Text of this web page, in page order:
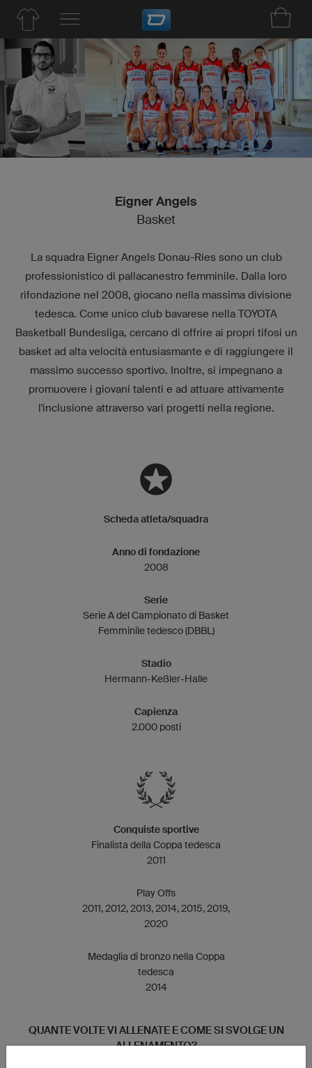
Eigner Angels
Basket
La squadra Eigner Angels Donau-Ries sono un club
professionistico di pallacanestro femminile. Dalla loro
rifondazione nel 2008, giocano nella massima divisione
tedesca. Come unico club bavarese nella TOYOTA
Basketball Bundesliga, cercano di offrire ai propri tifosi un
basket ad alta velocità entusiasmante e di raggiungere il
massimo successo sportivo. Inoltre, si impegnano a
promuovere i giovani talenti e ad attuare attivamente
l'inclusione attraverso vari progetti nella regione.
Scheda atleta/squadra
Anno di fondazione
2008
Serie
Serie A del Campionato di Basket
Femminile tedesco (DBBL)
Stadio
Hermann-Keßler-Halle
Capienza
2.000 posti
Conquiste sportive
Finalista della Coppa tedesca
2011
Play Offs
2011, 2012, 2013, 2014, 2015, 2019,
2020
Medaglia di bronzo nella Coppa
tedesca
2014
QUANTE VOLTE VI ALLENATE E COME SI SVOLGE UN
ALLENAMENTO?